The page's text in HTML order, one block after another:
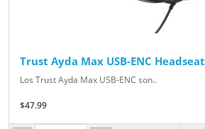
Trust Ayda Max USB-ENC Headseat
Los Trust Ayda Max USB-ENC son..
$47.99